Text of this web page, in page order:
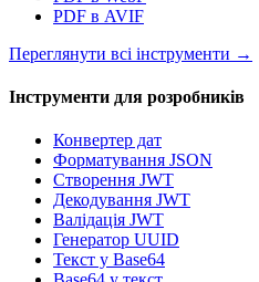
PDF в AVIF
Переглянути всі інструменти →
Інструменти для розробників
Конвертер дат
Форматування JSON
Створення JWT
Декодування JWT
Валідація JWT
Генератор UUID
Текст у Base64